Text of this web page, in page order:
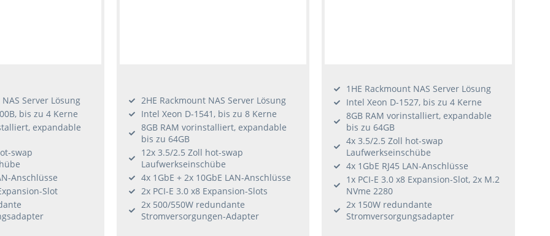
Server Lösung
bis zu 4 Kerne
expandable
swap
Anschlüsse
Slot
2HE Rackmount NAS Server Lösung
Intel Xeon D-1541, bis zu 8 Kerne
8GB RAM vorinstalliert, expandable
bis zu 64GB
12x 3.5/2.5 Zoll hot-swap
Laufwerkseinschübe
4x 1GbE + 2x 10GbE LAN-Anschlüsse
2x PCI-E 3.0 x8 Expansion-Slots
2x 500/550W redundante
Stromversorgungen-Adapter
1HE Rackmount NAS Server Lösung
Intel Xeon D-1527, bis zu 4 Kerne
8GB RAM vorinstalliert, expandable
bis zu 64GB
4x 3.5/2.5 Zoll hot-swap
Laufwerkseinschübe
4x 1GbE RJ45 LAN-Anschlüsse
1x PCI-E 3.0 x8 Expansion-Slot, 2x M.2
NVme 2280
2x 150W redundante
Stromversorgungsadapter